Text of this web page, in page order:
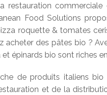
restauration
Food Solutions
roquette & tomates
acheter des pâtes bio ?
épinards bio sont riches
de produits italiens
et de la